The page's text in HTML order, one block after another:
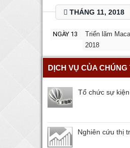
THÁNG 11, 2018
NGÀY 13
Triển lãm
2018
DỊCH VỤ CỦA CHÚNG
Tổ chức sự
Nghiên cứu thị